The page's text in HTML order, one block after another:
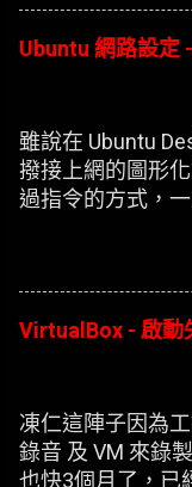
Ubuntu 網路設定
雖說在 Ubuntu
撥接上網的圖形
過指令的方式，
VirtualBox - 啟動
凍仁這陣子因為
錄音 及 VM 來錄
也快3個月了，已